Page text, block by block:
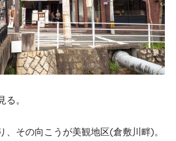
。
、その向こうが美観地区(倉敷川畔)。